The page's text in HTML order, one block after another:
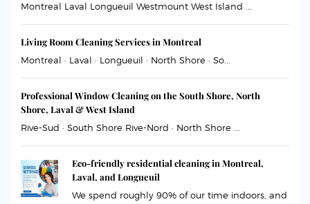
Montreal Laval Longueuil Westmount West Island ...
Living Room Cleaning Services in Montreal
Montreal · Laval · Longueuil · North Shore · So...
Professional Window Cleaning on the South Shore, North
Shore, Laval & West Island
Rive-Sud · South Shore Rive-Nord · North Shore ...
Eco-friendly residential cleaning in Montreal,
Laval, and Longueuil
We spend roughly 90% of our time indoors, and